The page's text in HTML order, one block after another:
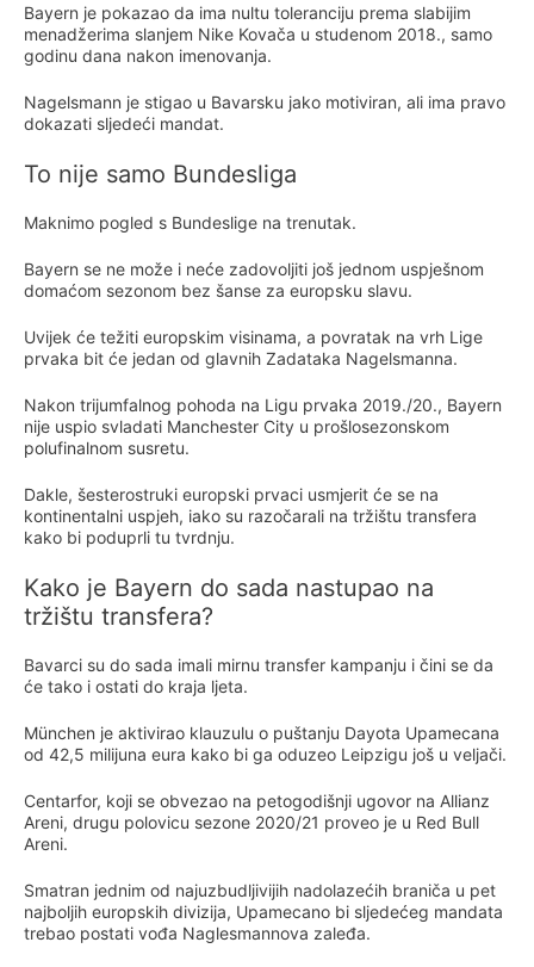
Bayern je pokazao da ima nultu toleranciju prema slabijim
menadžerima slanjem Nike Kovača u studenom 2018., samo
godinu dana nakon imenovanja.
Nagelsmann je stigao u Bavarsku jako motiviran, ali ima pravo
dokazati sljedeći mandat.
To nije samo Bundesliga
Maknimo pogled s Bundeslige na trenutak.
Bayern se ne može i neće zadovoljiti još jednom uspješnom
domaćom sezonom bez šanse za europsku slavu.
Uvijek će težiti europskim visinama, a povratak na vrh Lige
prvaka bit će jedan od glavnih Zadataka Nagelsmanna.
Nakon trijumfalnog pohoda na Ligu prvaka 2019./20., Bayern
nije uspio svladati Manchester City u prošlosezonskom
polufinalnom susretu.
Dakle, šesterostruki europski prvaci usmjerit će se na
kontinentalni uspjeh, iako su razočarali na tržištu transfera
kako bi poduprli tu tvrdnju.
Kako je Bayern do sada nastupao na
tržištu transfera?
Bavarci su do sada imali mirnu transfer kampanju i čini se da
će tako i ostati do kraja ljeta.
München je aktivirao klauzulu o puštanju Dayota Upamecana
od 42,5 milijuna eura kako bi ga oduzeo Leipzigu još u veljači.
Centarfor, koji se obvezao na petogodišnji ugovor na Allianz
Areni, drugu polovicu sezone 2020/21 proveo je u Red Bull
Areni.
Smatran jednim od najuzbudljivijih nadolazećih braniča u pet
najboljih europskih divizija, Upamecano bi sljedećeg mandata
trebao postati vođa Naglesmannova zaleđa.